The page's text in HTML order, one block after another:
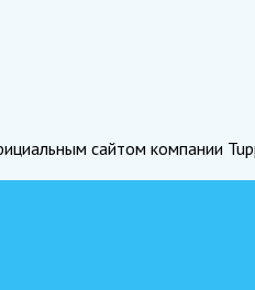
сайтом компании